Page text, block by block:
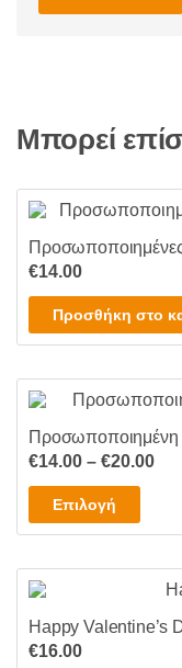
Μπορεί
€14.00
Προσθήκη στο
Προσωποποιημένη
€14.00 – €20.00
Επιλογή
το
Happy Valentine’s
€16.00